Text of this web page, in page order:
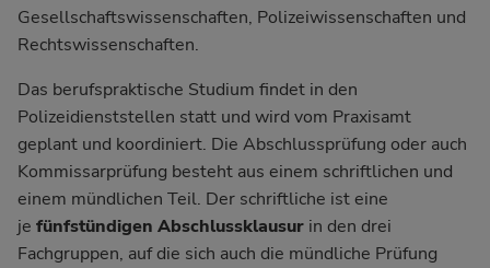
Gesellschaftswissenschaften, Polizeiwissenschaften und
Rechtswissenschaften.
Das berufspraktische Studium findet in den
Polizeidienststellen statt und wird vom Praxisamt
geplant und koordiniert. Die Abschlussprüfung oder auch
Kommissarprüfung besteht aus einem schriftlichen und
einem mündlichen Teil. Der schriftliche ist eine
je fünfstündigen Abschlussklausur in den drei
Fachgruppen, auf die sich auch die mündliche Prüfung